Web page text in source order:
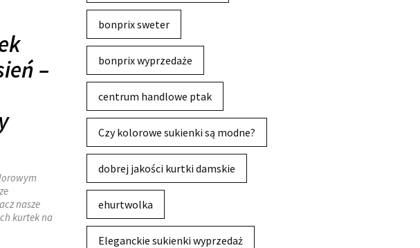
–
nasze
kurtek na
bonprix sweter
bonprix wyprzedaże
centrum handlowe ptak
Czy kolorowe sukienki są modne?
dobrej jakości kurtki damskie
ehurtwolka
Eleganckie sukienki wyprzedaż